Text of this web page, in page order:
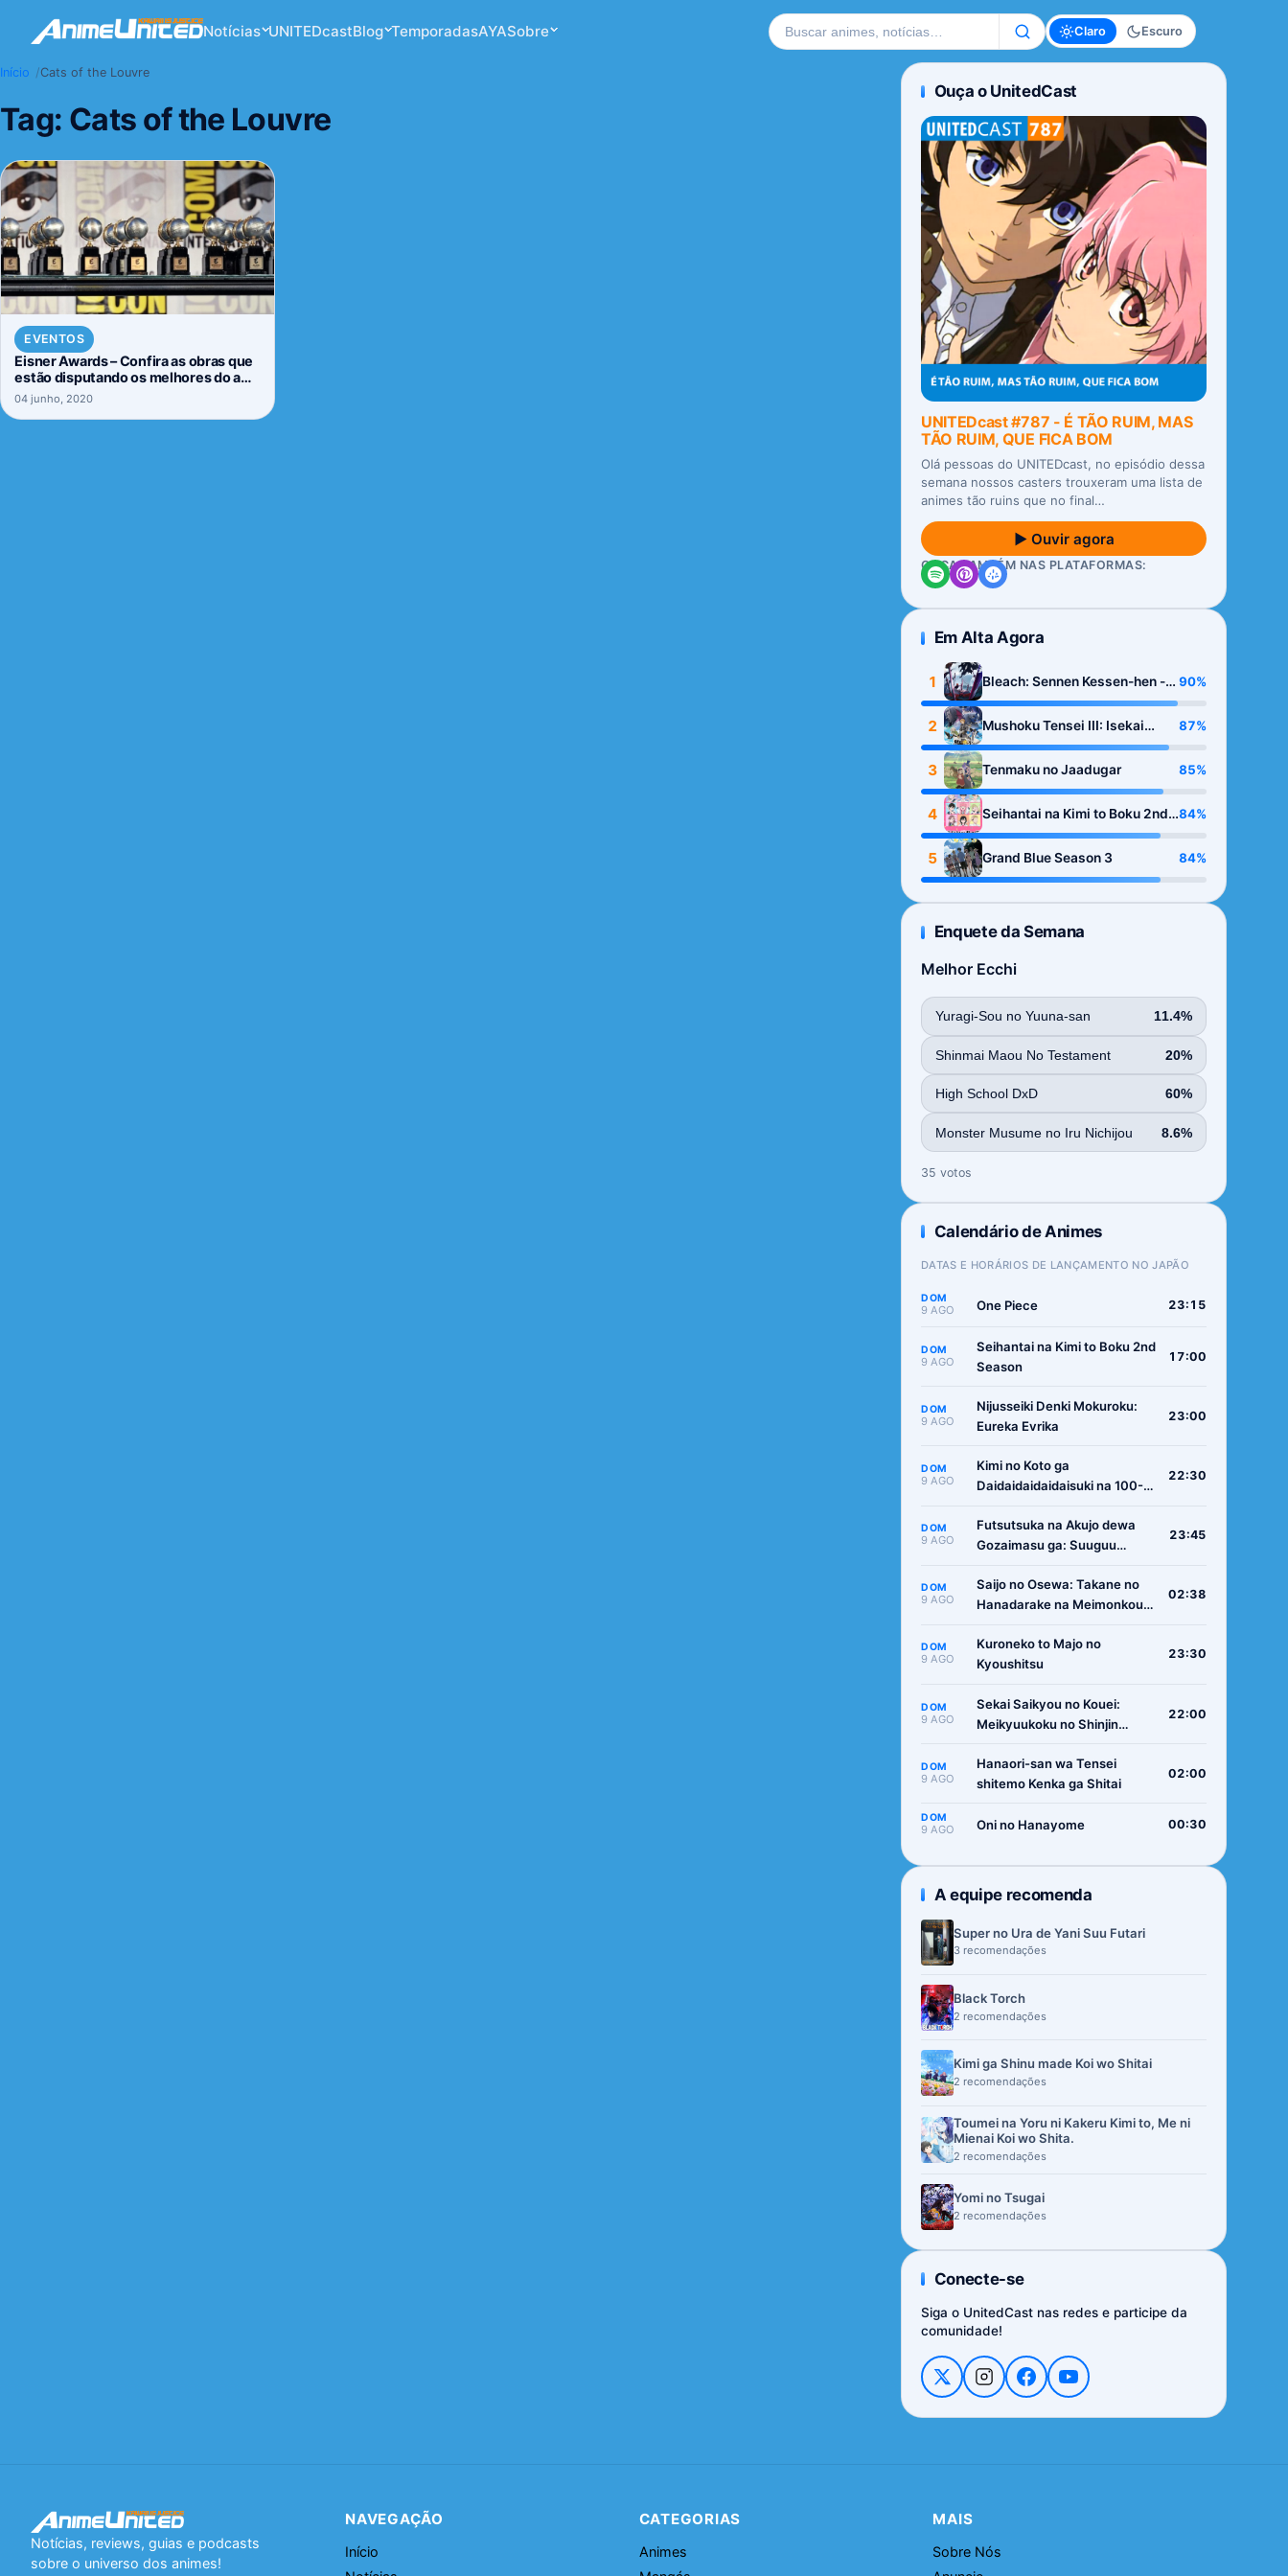
Notícias UNITEDcastBlog TemporadasAYASobre Buscar no site Claro Escuro
Início Cats of the Louvre
Tag: Cats of the Louvre
EVENTOS
Eisner Awards – Confira as obras que
estão disputando os melhores do ano
do mundo
04 junho, 2020
Ouça o UnitedCast
UNITEDcast #787 - É TÃO RUIM, MAS
TÃO RUIM, QUE FICA BOM
Olá pessoas do UNITEDcast, no episódio dessa
semana nossos casters trouxeram uma lista de
animes tão ruins que no final…
▶ Ouvir agora
OUÇA TAMBÉM NAS PLATAFORMAS:
Em Alta Agora
1
Bleach: Sennen Kessen-hen -
Kashin-tan
90%
2
Mushoku Tensei III: Isekai
Ittara Honki Dasu
87%
3 Tenmaku no Jaadugar 85%
4
Seihantai na Kimi to Boku 2nd
Season
84%
5 Grand Blue Season 3 84%
Enquete da Semana
Melhor Ecchi
Yuragi-Sou no Yuuna-san 11.4%
Shinmai Maou No Testament 20%
High School DxD 60%
Monster Musume no Iru Nichijou 8.6%
35 votos
Calendário de Animes
DATAS E HORÁRIOS DE LANÇAMENTO NO JAPÃO
DOM
9 AGO One Piece 23:15
DOM
9 AGO
Seihantai na Kimi to Boku 2nd
Season
17:00
DOM
9 AGO
Nijusseiki Denki Mokuroku:
Eureka Evrika
23:00
DOM
9 AGO
Kimi no Koto ga
Daidaidaidaidaisuki na 100-
22:30
DOM
9 AGO
Futsutsuka na Akujo dewa
Gozaimasu ga: Suuguu
23:45
DOM
9 AGO
Saijo no Osewa: Takane no
Hanadarake na Meimonkou
(Seikatsu Nouryoku Kaimu)
wo Kagenagara Osewa suru
02:38
DOM
9 AGO
Kuroneko to Majo no
Kyoushitsu
23:30
DOM
9 AGO
Sekai Saikyou no Kouei:
Meikyuukoku no Shinjin
22:00
DOM
9 AGO
Hanaori-san wa Tensei
shitemo Kenka ga Shitai
02:00
DOM
9 AGO Oni no Hanayome 00:30
A equipe recomenda
Super no Ura de Yani Suu Futari
3 recomendações
Black Torch
2 recomendações
Kimi ga Shinu made Koi wo Shitai
2 recomendações
Toumei na Yoru ni Kakeru Kimi to, Me ni
Mienai Koi wo Shita.
2 recomendações
Yomi no Tsugai
2 recomendações
Conecte-se
Siga o UnitedCast nas redes e participe da
comunidade!
Notícias, reviews, guias e podcasts
sobre o universo dos animes!
NAVEGAÇÃO
Início
CATEGORIAS
Animes
MAIS
Sobre Nós